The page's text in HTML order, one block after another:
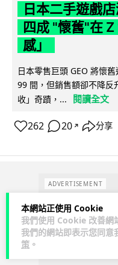
本網站正使用 Cookie
我們使用 Cookie 改善網
我們的網站即表示您同意
策 。
日本二手遊戲
四成 "懷舊"在
感」
日本零售巨頭 GEO 將懷
99 間，但銷售額卻不降反
收」奇蹟，...
閱讀全文
262 20 ↗ 分享
ADVERTISEMENT